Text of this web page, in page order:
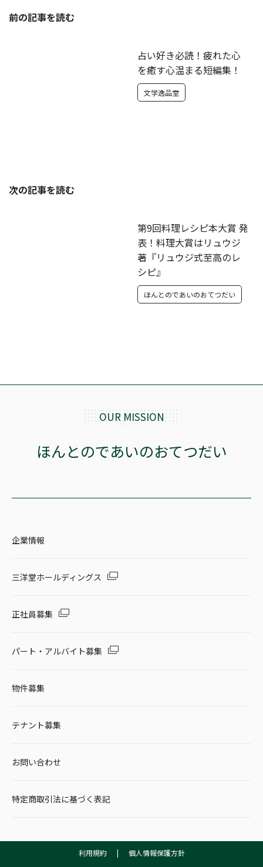
前の記事を読む
占い好き必読！疲れた心
を癒す心温まる短編集！
文学逸品堂
次の記事を読む
第9回料理レシピ本大賞 発
表！料理大賞はリュウジ
著『リュウジ式至高のレ
シピ』
ほんとのであいのおてつだい
OUR MISSION
ほんとのであいのおてつだい
企業情報
三洋堂ホールディングス
正社員募集
パート・アルバイト募集
物件募集
テナント募集
お問い合わせ
特定商取引法に基づく表記
利用規約 | 個人情報保護方針